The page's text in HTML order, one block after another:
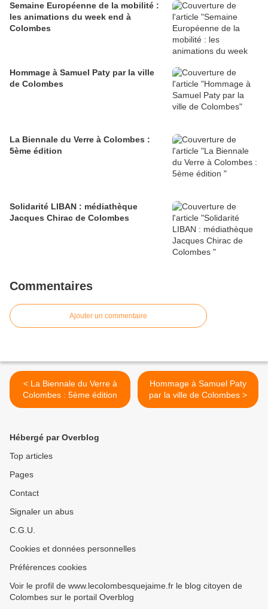
Semaine Européenne de la mobilité :
les animations du week end à
Colombes
Hommage à Samuel Paty par la ville
de Colombes
La Biennale du Verre à Colombes :
5ème édition
Solidarité LIBAN : médiathèque
Jacques Chirac de Colombes
Commentaires
Ajouter un commentaire
< La Biennale du Verre à
Colombes : 5ème édition
Hommage à Samuel Paty
par la ville de Colombes >
Hébergé par Overblog
Top articles
Pages
Contact
Signaler un abus
C.G.U.
Cookies et données personnelles
Préférences cookies
Voir le profil de www.lecolombesquejaime.fr le blog citoyen de
Colombes sur le portail Overblog